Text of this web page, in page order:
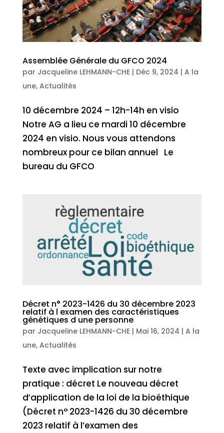
Assemblée Générale du GFCO 2024
par Jacqueline LEHMANN-CHE| Déc 9, 2024 | A la
une, Actualités
10 décembre 2024 – 12h-14h en visio
Notre AG a lieu ce mardi 10 décembre
2024 en visio. Nous vous attendons
nombreux pour ce bilan annuel Le
bureau du GFCO
Décret n° 2023-1426 du 30 décembre 2023
relatif à l examen des caractéristiques
génétiques d une personne
par Jacqueline LEHMANN-CHE| Mai 16, 2024 | A la
une, Actualités
Texte avec implication sur notre
pratique : décret Le nouveau décret
d’application de la loi de la bioéthique
(Décret n° 2023-1426 du 30 décembre
2023 relatif à l’examen des